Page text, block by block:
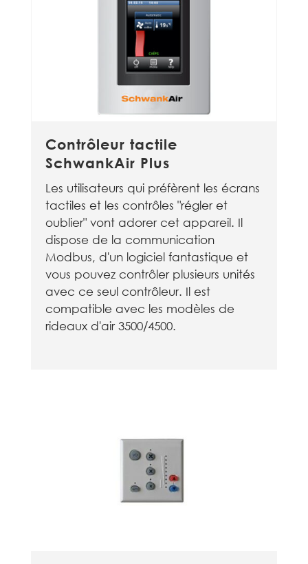
Contrôleur tactile
SchwankAir Plus
Les utilisateurs qui préfèrent les écrans
tactiles et les contrôles "régler et
oublier" vont adorer cet appareil. Il
dispose de la communication
Modbus, d'un logiciel fantastique et
vous pouvez contrôler plusieurs unités
avec ce seul contrôleur. Il est
compatible avec les modèles de
rideaux d'air 3500/4500.